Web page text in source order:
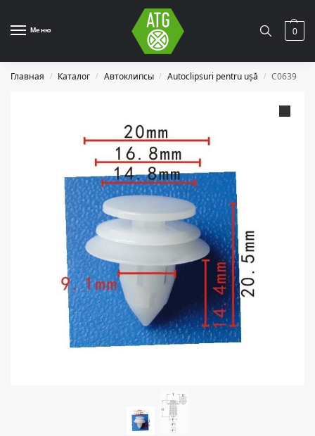
Меню 0
Главная / Каталог / Автоклипсы / Autoclipsuri pentru ușă / C0639